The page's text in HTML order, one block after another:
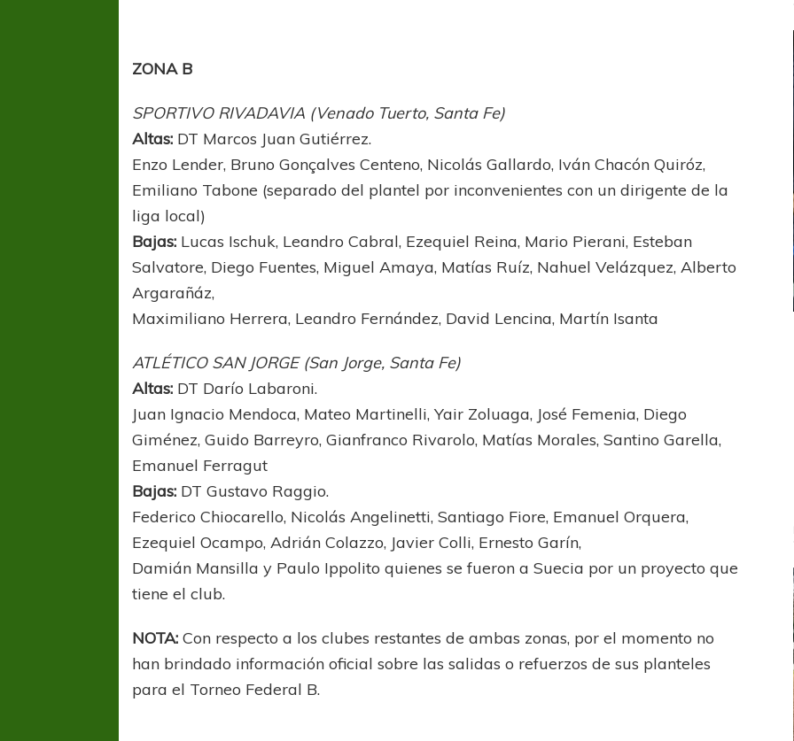
ZONA B
SPORTIVO RIVADAVIA (Venado Tuerto, Santa Fe)
Altas: DT Marcos Juan Gutiérrez.
Enzo Lender, Bruno Gonçalves Centeno, Nicolás Gallardo, Iván Chacón Quiróz,
Emiliano Tabone (separado del plantel por inconvenientes con un dirigente de la
liga local)
Bajas: Lucas Ischuk, Leandro Cabral, Ezequiel Reina, Mario Pierani, Esteban
Salvatore, Diego Fuentes, Miguel Amaya, Matías Ruíz, Nahuel Velázquez, Alberto
Argarañáz,
Maximiliano Herrera, Leandro Fernández, David Lencina, Martín Isanta
ATLÉTICO SAN JORGE (San Jorge, Santa Fe)
Altas: DT Darío Labaroni.
Juan Ignacio Mendoca, Mateo Martinelli, Yair Zoluaga, José Femenia, Diego
Giménez, Guido Barreyro, Gianfranco Rivarolo, Matías Morales, Santino Garella,
Emanuel Ferragut
Bajas: DT Gustavo Raggio.
Federico Chiocarello, Nicolás Angelinetti, Santiago Fiore, Emanuel Orquera,
Ezequiel Ocampo, Adrián Colazzo, Javier Colli, Ernesto Garín,
Damián Mansilla y Paulo Ippolito quienes se fueron a Suecia por un proyecto que
tiene el club.
NOTA: Con respecto a los clubes restantes de ambas zonas, por el momento no
han brindado información oficial sobre las salidas o refuerzos de sus planteles
para el Torneo Federal B.
Sur Defendido PSG celebró el bicampeonato